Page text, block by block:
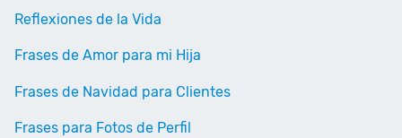
Reflexiones de la Vida
Frases de Amor para mi Hija
Frases de Navidad para Clientes
Frases para Fotos de Perfil